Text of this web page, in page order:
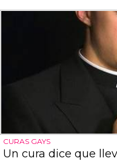
CURAS GAYS
Un cura dice que